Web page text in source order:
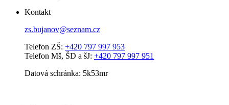
Kontakt
zs.bujanov@seznam.cz
Telefon ZŠ: +420 797 997 953
Telefon Mš, ŠD a šJ: +420 797 997 951
Datová schránka: 5k53mr